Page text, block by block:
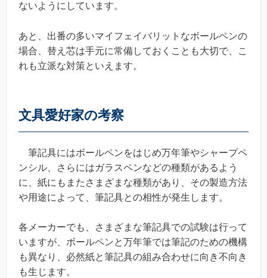
ないようにしています。
あと、出番の多いマイフェイバリットなボールペンの
場合、替え芯は手元に常備しておくことも大切で、こ
れも立派な対策といえます。
文具愛好家の考察
筆記具にはボールペンをはじめ万年筆やシャープペ
ンシル、さらにはガラスペンなどの種類があるよう
に、紙にもまたさまざまな種類があり、その製造方法
や用途によって、筆記具との相性が発生します。
各メーカーでも、さまざまな筆記具での試験は行って
いますが、ボールペンと万年筆では筆記のための機構
も異なり、必然紙と筆記具の組み合わせに向き不向き
も生じます。